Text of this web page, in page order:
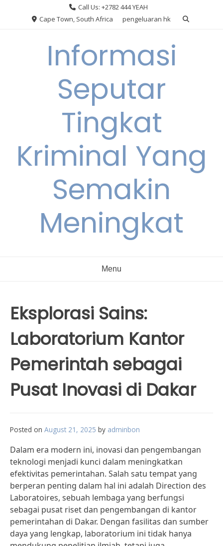
Call Us: +2782 444 YEAH
Cape Town, South Africa
pengeluaran hk
Informasi
Seputar
Tingkat
Kriminal Yang
Semakin
Meningkat
Menu
Eksplorasi Sains:
Laboratorium Kantor
Pemerintah sebagai
Pusat Inovasi di Dakar
Posted on August 21, 2025 by adminbon
Dalam era modern ini, inovasi dan pengembangan
teknologi menjadi kunci dalam meningkatkan
efektivitas pemerintahan. Salah satu tempat yang
berperan penting dalam hal ini adalah Direction des
Laboratoires, sebuah lembaga yang berfungsi
sebagai pusat riset dan pengembangan di kantor
pemerintahan di Dakar. Dengan fasilitas dan sumber
daya yang lengkap, laboratorium ini tidak hanya